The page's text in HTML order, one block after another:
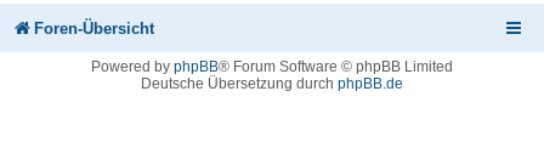
Foren-Übersicht
Powered by phpBB® Forum Software © phpBB Limited
Deutsche Übersetzung durch phpBB.de